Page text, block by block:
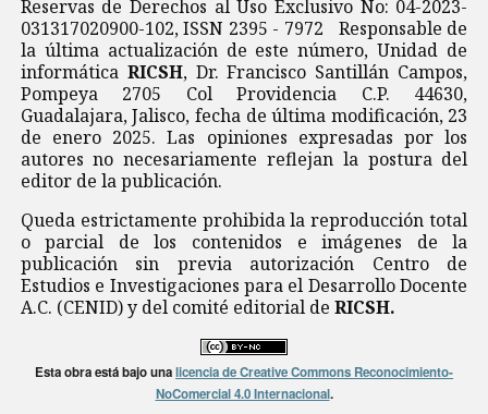
Reservas de Derechos al Uso Exclusivo No: 04-2023-
031317020900-102, ISSN 2395 - 7972 Responsable de
la última actualización de este número, Unidad de
informática RICSH, Dr. Francisco Santillán Campos,
Pompeya 2705 Col Providencia C.P. 44630,
Guadalajara, Jalisco, fecha de última modificación, 23
de enero 2025. Las opiniones expresadas por los
autores no necesariamente reflejan la postura del
editor de la publicación.
Queda estrictamente prohibida la reproducción total
o parcial de los contenidos e imágenes de la
publicación sin previa autorización Centro de
Estudios e Investigaciones para el Desarrollo Docente
A.C. (CENID) y del comité editorial de RICSH.
Esta obra está bajo unalicencia de Creative Commons Reconocimiento-
NoComercial 4.0 Internacional.